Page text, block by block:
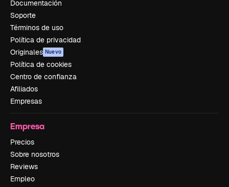
Documentación
Soporte
Términos de uso
Política de privacidad
Originales Nuevo
Política de cookies
Centro de confianza
Afiliados
Empresas
Empresa
Precios
Sobre nosotros
Reviews
Empleo